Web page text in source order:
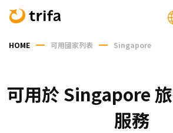
HOME 可用國家列表 Singapore
可用於 Singapore
服務